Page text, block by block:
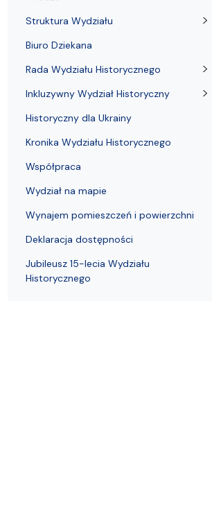
Struktura Wydziału
Biuro Dziekana
Rada Wydziału Historycznego
Inkluzywny Wydział Historyczny
Historyczny dla Ukrainy
Kronika Wydziału Historycznego
Współpraca
Wydział na mapie
Wynajem pomieszczeń i powierzchni
Deklaracja dostępności
Jubileusz 15-lecia Wydziału
Historycznego